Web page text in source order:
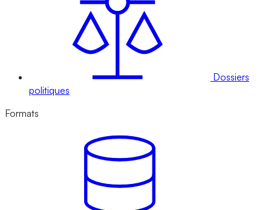
Dossiers
politiques
Formats